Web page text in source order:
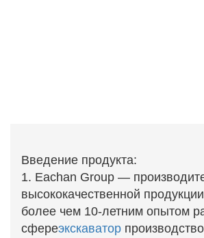
Введение продукта:
1. Eachan Group —
высококачественной
более чем 10-летним опытом
сфереэкскаватор